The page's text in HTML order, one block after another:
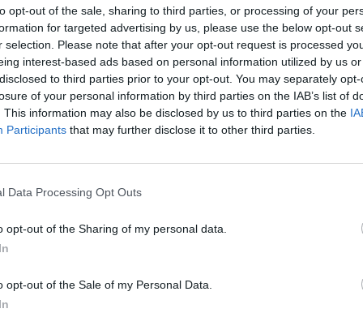
opt-out of the sale, sharing to third parties, or processing of your
for targeted advertising by us, please use the below opt-out
selection. Please note that after your opt-out request is processed
interest-based ads based on personal information utilized by us
to third parties prior to your opt-out. You may separately
of your personal information by third parties on the IAB’s list of
This information may also be disclosed by us to third parties on the
Participants that may further disclose it to other third parties.
Data Processing Opt Outs
opt-out of the Sharing of my personal data.
opt-out of the Sale of my Personal Data.
libera - spiega Coldiretti - all’arrivo
in Europa per la carne prodotta in
novel food dopo il via libera della
Uniti. Si tratta di una minaccia letale
italiana, la salute dei consumatori e
del pianeta contro la quale sono state
quasi 400mila firme nella mobilitazione
per promuovere la legge che vieti la
l’uso e la commercializzazione in Italia
“Il Governo sarà sempre
contrario”